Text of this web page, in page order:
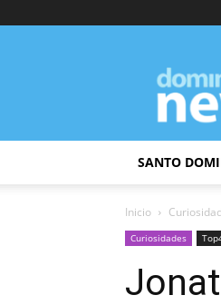
SANTO
Inicio
Curiosidades